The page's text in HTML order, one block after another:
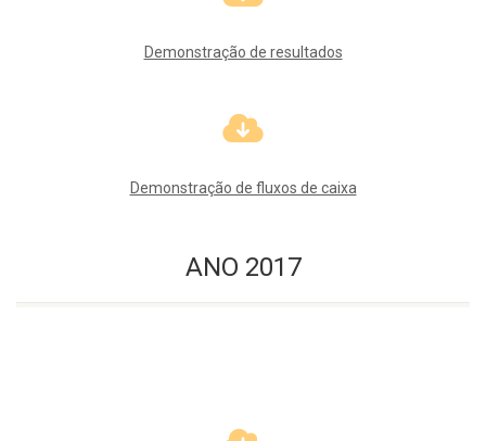
Demonstração de resultados
Demonstração de fluxos de caixa
ANO 2017